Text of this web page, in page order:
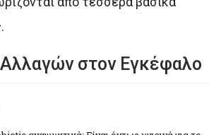
στον Εγκέφαλο